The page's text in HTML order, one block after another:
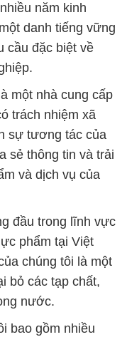
năm kinh
danh tiếng vững
cầu đặc biệt về
một nhà cung cấp
trách nhiệm xã
sự tương tác của
sẻ thông tin và trải
và dịch vụ của
đầu trong lĩnh vực
phẩm tại Việt
chúng tôi là một
bỏ các tạp chất,
nước.
bao gồm nhiều